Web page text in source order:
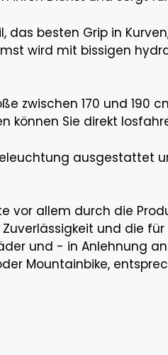
besten Grip in
wird mit bissigen
zwischen 170 und 190
können Sie direkt
ausgestattet
vor allem durch die
und die
und - in Anlehnung
Mountainbike,